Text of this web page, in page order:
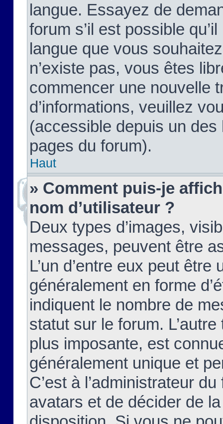
langue. Essayez de
forum s’il est possible
langue que vous
n’existe pas, vous êtes
commencer une nouvelle
d’informations, veuillez
(accessible depuis un
pages du forum).
Haut
» Comment puis-je
nom d’utilisateur ?
Deux types d’images,
messages, peuvent être
L’un d’entre eux peut
généralement en forme
indiquent le nombre de
statut sur le forum.
plus imposante, est
généralement unique et
C’est à l’administrateur
avatars et de décider de